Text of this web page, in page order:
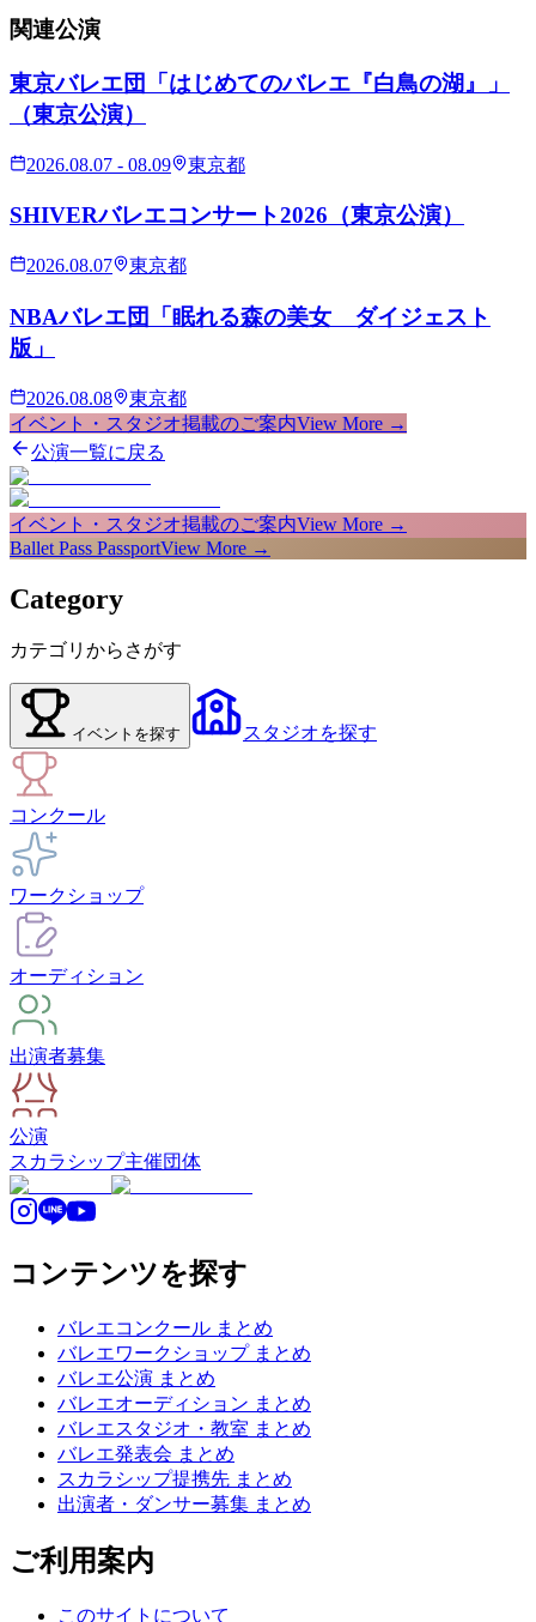
関連公演
東京バレエ団「はじめてのバレエ『白鳥の湖』」
（東京公演）
2026.08.07 - 08.09 東京都
SHIVERバレエコンサート2026（東京公演）
2026.08.07 東京都
NBAバレエ団「眠れる森の美女 ダイジェスト
版」
2026.08.08
東京都
イベント・スタジオ掲載のご案内View More →
公演一覧に戻る
イベント・スタジオ掲載のご案内View More →
Ballet Pass PassportView More →
Category
カテゴリからさがす
イベント を探す スタジオを探す
コンクール
ワークショップ
オーディション
出演者募集
公演
スカラシップ主催団体
コンテンツを探す
バレエコンクール まとめ
バレエワークショップ まとめ
バレエ公演 まとめ
バレエオーディション まとめ
バレエスタジオ・教室 まとめ
バレエ発表会 まとめ
スカラシップ提携先 まとめ
出演者・ダンサー募集 まとめ
ご利用案内
このサイトについて